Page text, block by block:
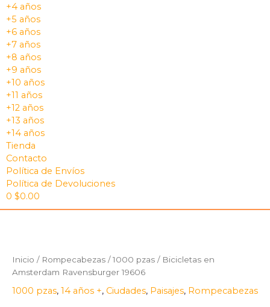
+4 años
+5 años
+6 años
+7 años
+8 años
+9 años
+10 años
+11 años
+12 años
+13 años
+14 años
Tienda
Contacto
Política de Envíos
Política de Devoluciones
0 $0.00
Inicio / Rompecabezas /1000 pzas / Bicicletas en
Amsterdam Ravensburger 19606
1000 pzas, 14 años +, Ciudades, Paisajes, Rompecabezas
Amsterdam
Ravensburger
cantidad